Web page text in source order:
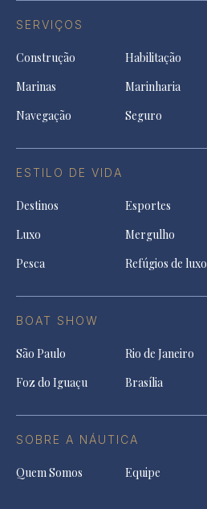
SERVIÇOS
Construção Habilitação
Marinas
Marinharia
Navegação
Seguro
ESTILO DE VIDA
Destinos Esportes
Luxo
Mergulho
Pesca
Refúgios de luxo
BOAT SHOW
São Paulo Rio de Janeiro
Foz do Iguaçu
Brasília
SOBRE A NÁUTICA
Quem Somos Equipe